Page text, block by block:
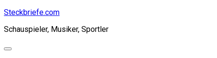
Skip
content
Steckbriefe.com
Schauspieler, Musiker, Sportler
Expand